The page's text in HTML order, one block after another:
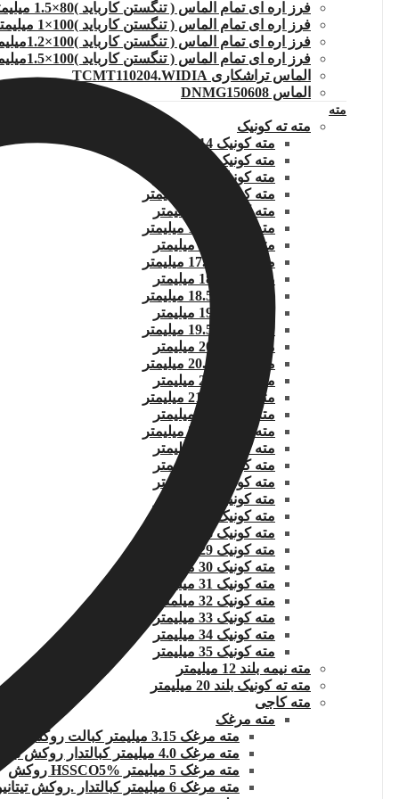
فرز اره ای تمام الماس ( تنگستن کارباید )80×1.5 میلیمتر
فرز اره ای تمام الماس ( تنگستن کارباید )100×1 میلیمتر
فرز اره ای تمام الماس ( تنگستن کارباید )100×1.2میلیمتر
فرز اره ای تمام الماس ( تنگستن کارباید )100×1.5میلیمتر
الماس تراشکاری TCMT110204.WIDIA
الماس DNMG150608
مته
مته ته کونیک
مته کونیک 14 میلیمتر
مته کونیک 14.5 میلیمتر
مته کونیک 15 میلیمتر
مته کونیک 15.5 میلیمتر
مته کونیک 16 میلیمتر
مته کونیک 16.5 میلیمتر
مته کونیک 17 میلیمتر
مته کونیک 17.5 میلیمتر
مته کونیک 18 میلیمتر
مته کونیک 18.5 میلیمتر
مته کونیک 19.5 میلیمتر
مته کونیک 20 میلیمتر
مته کونیک 20.5 میلیمتر
مته کونیک 21 میلیمتر
مته کونیک 21.5 میلیمتر
مته کونیک 22 میلیمتر
مته کونیک 22.5 میلیمتر
مته کونیک 23 میلیمتر
مته کونیک 24 میلیمتر
مته کونیک 25 میلیمتر
مته کونیک 26 میلیمتر
مته کونیک 27 میلیمتر
مته کونیک 28 میلیمتر
مته کونیک 29 میلیمتر
مته کونیک 30 میلیمتر
مته کونیک 31 میلیمتر
مته کونیک 32 میلمتر
مته کونیک 33 میلیمتر
مته کونیک 34 میلیمتر
مته کونیک 35 میلیمتر
مته نیمه بلند 12 میلیمتر
مته ته کونیک بلند 20 میلیمتر
مته کاجی
مته مرغک
مته مرغک 3.15 میلیمتر کبالت روکش تیتانیوم
مته مرغک 4.0 میلیمتر کبالتدار روکش تیتانیوم
مته مرغک 5 میلیمتر HSSCO5% روکش
مته مرغک 6 میلیمتر کبالتدار .روکش تیتانیوم